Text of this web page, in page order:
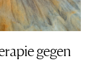
gegen